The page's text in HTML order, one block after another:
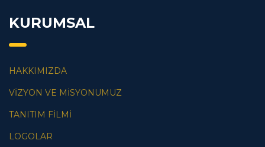
KURUMSAL
HAKKIMIZDA
VİZYON VE MİSYONUMUZ
TANITIM FİLMİ
LOGOLAR